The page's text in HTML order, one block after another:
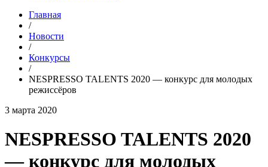
Главная
/
Новости
/
Конкурсы
/
NESPRESSO TALENTS 2020 — конкурс для молодых
режиссёров
3 марта 2020
NESPRESSO TALENTS 2020
— конкурс для молодых